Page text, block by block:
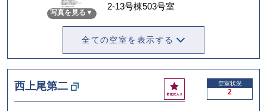
写真を見る
2-13号棟503号室
全ての空室を表示する
西上尾第二
お
気
空室状況
2